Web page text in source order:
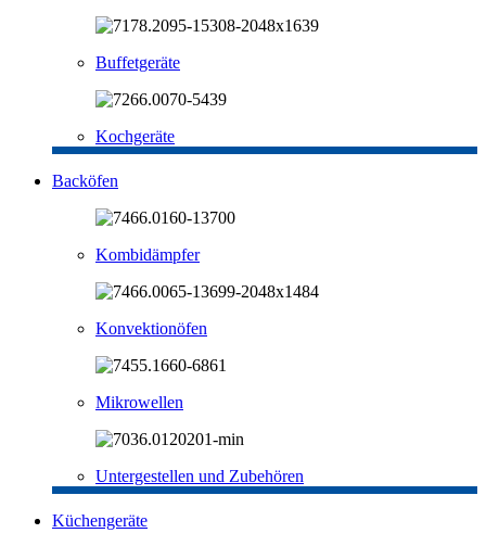
Buffetgeräte
Kochgeräte
Backöfen
Kombidämpfer
Konvektionöfen
Mikrowellen
Untergestellen und Zubehören
Küchengeräte